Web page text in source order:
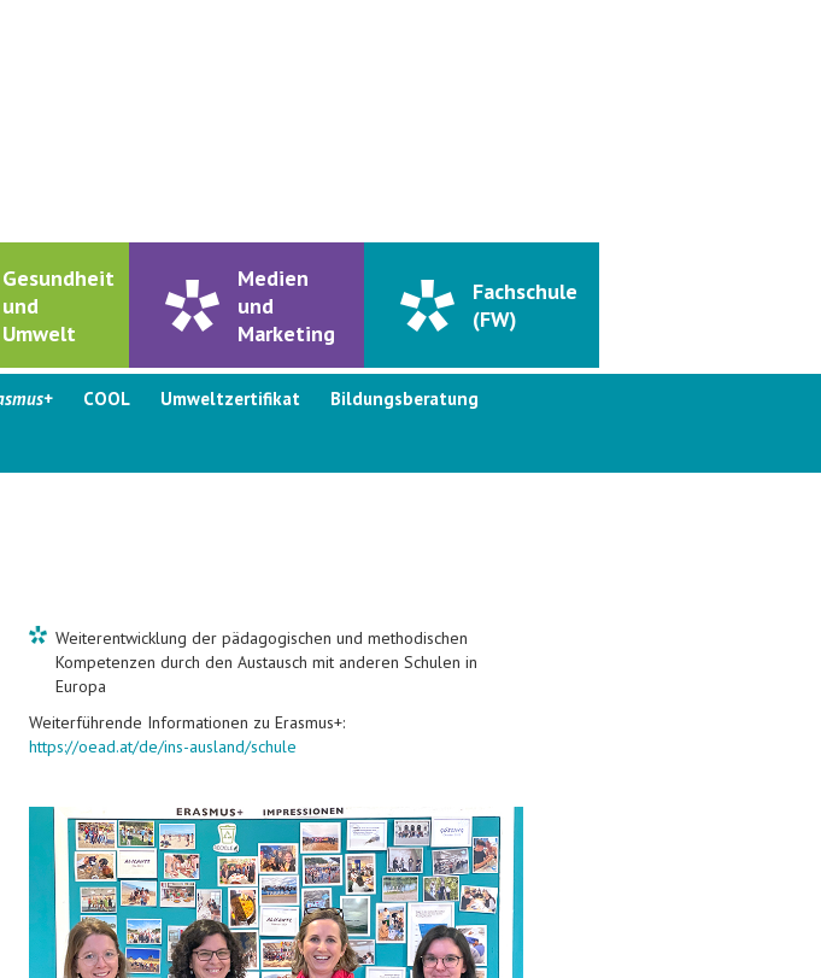
Gesundheit
und
Umwelt
Medien
und
Marketing
Fachschule
(FW)
COOL Umweltzertifikat Bildungsberatung
Weiterentwicklung der pädagogischen und methodischen
Kompetenzen durch den Austausch mit anderen Schulen in
Europa
Weiterführende Informationen zu Erasmus+:
https://oead.at/de/ins-ausland/schule